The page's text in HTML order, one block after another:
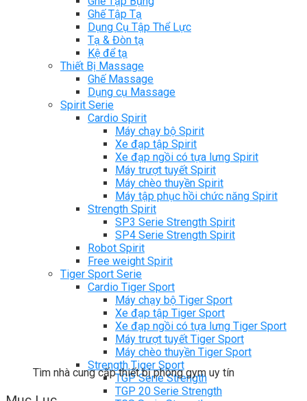
Ghế Tập Tạ
Dụng Cụ Tập Thể Lực
Tạ & Đòn tạ
Kệ để tạ
Thiết Bị Massage
Ghế Massage
Dụng cụ Massage
Spirit Serie
Cardio Spirit
Máy chạy bộ Spirit
Xe đạp tập Spirit
Xe đạp ngồi có tựa lưng Spirit
Máy trượt tuyết Spirit
Máy chèo thuyền Spirit
Máy tập phục hồi chức năng Spirit
Strength Spirit
SP3 Serie Strength Spirit
SP4 Serie Strength Spirit
Robot Spirit
Free weight Spirit
Tiger Sport Serie
Cardio Tiger Sport
Máy chạy bộ Tiger Sport
Xe đạp tập Tiger Sport
Xe đạp ngồi có tựa lưng Tiger Sport
Máy trượt tuyết Tiger Sport
Máy chèo thuyền Tiger Sport
Strength Tiger Sport
TGP Serie Strength
TGP 20 Serie Strength
Tìm nhà cung cấp thiết bị phòng gym uy tín